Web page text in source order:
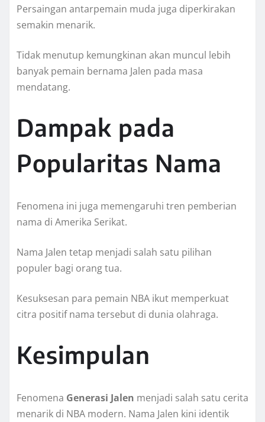
Persaingan antarpemain muda juga diperkirakan
semakin menarik.
Tidak menutup kemungkinan akan muncul lebih
banyak pemain bernama Jalen pada masa
mendatang.
Dampak pada
Popularitas Nama
Fenomena ini juga memengaruhi tren pemberian
nama di Amerika Serikat.
Nama Jalen tetap menjadi salah satu pilihan
populer bagi orang tua.
Kesuksesan para pemain NBA ikut memperkuat
citra positif nama tersebut di dunia olahraga.
Kesimpulan
Fenomena Generasi Jalen menjadi salah satu cerita
menarik di NBA modern. Nama Jalen kini identik